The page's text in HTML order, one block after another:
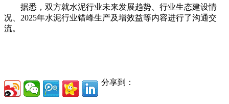
据悉，双方就水泥行业未来发展趋势、行业生态建设情
况、2025年水泥行业错峰生产及增效益等内容进行了沟通交
流。
分享到：